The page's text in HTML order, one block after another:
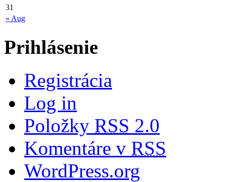
« Aug
31
Prihlásenie
Registrácia
Log in
Položky RSS 2.0
Komentáre v RSS
WordPress.org